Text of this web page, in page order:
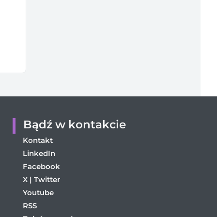
Bądź w kontakcie
Kontakt
LinkedIn
Facebook
X | Twitter
Youtube
RSS